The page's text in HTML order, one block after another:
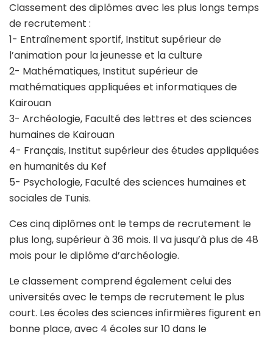
Classement des diplômes avec les plus longs temps
de recrutement :
1- Entraînement sportif, Institut supérieur de
l’animation pour la jeunesse et la culture
2- Mathématiques, Institut supérieur de
mathématiques appliquées et informatiques de
Kairouan
3- Archéologie, Faculté des lettres et des sciences
humaines de Kairouan
4- Français, Institut supérieur des études appliquées
en humanités du Kef
5- Psychologie, Faculté des sciences humaines et
sociales de Tunis.
Ces cinq diplômes ont le temps de recrutement le
plus long, supérieur à 36 mois. Il va jusqu’à plus de 48
mois pour le diplôme d’archéologie.
Le classement comprend également celui des
universités avec le temps de recrutement le plus
court. Les écoles des sciences infirmières figurent en
bonne place, avec 4 écoles sur 10 dans le